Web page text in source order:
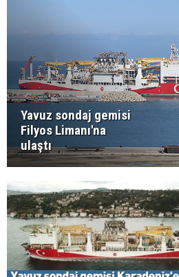
Yavuz sondaj gemisi
Filyos Limanı'na
ulaştı